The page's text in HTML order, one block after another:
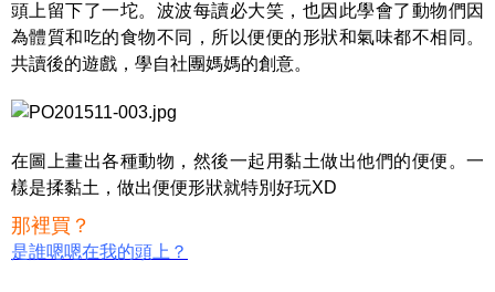
頭上留下了一坨。波波每讀必大笑，也因此學會了動物們因
為體質和吃的食物不同，所以便便的形狀和氣味都不相同。
共讀後的遊戲，學自社團媽媽的創意。
在圖上畫出各種動物，然後一起用黏土做出他們的便便。一
樣是揉黏土，做出便便形狀就特別好玩XD
那裡買？
是誰嗯嗯在我的頭上？